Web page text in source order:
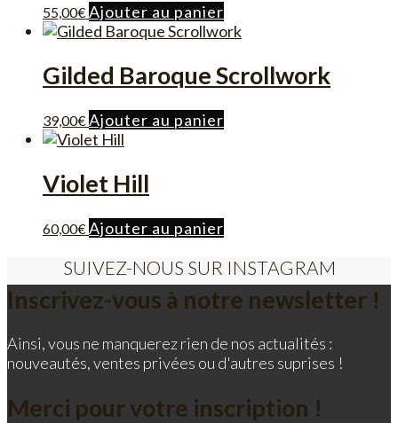
55,00€Ajouter au panier
Gilded Baroque Scrollwork
39,00€ Ajouter au panier
Violet Hill
60,00€ Ajouter au panier
SUIVEZ-NOUS SUR INSTAGRAM
Inscrivez-vous à notre newsletter !
Ainsi, vous ne manquerez rien de nos actualités :
nouveautés, ventes privées ou d'autres suprises !
Merci pour votre inscription !